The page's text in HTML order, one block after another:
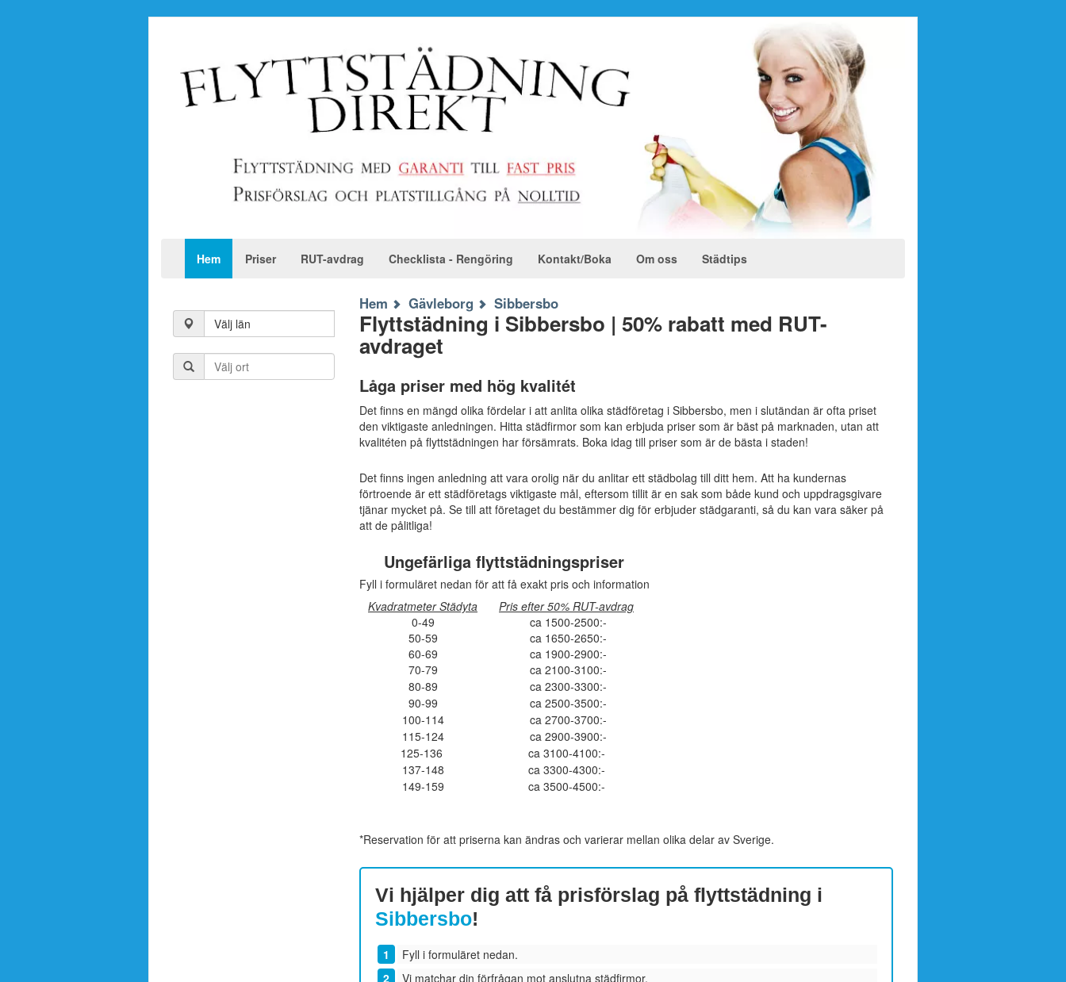
Hem Priser RUT-avdrag Checklista - Rengöring Kontakt/Boka Om oss Städtips
Välj län
Hem Gävleborg Sibbersbo
Flyttstädning i Sibbersbo | 50% rabatt med RUT-
avdraget
Låga priser med hög kvalitét
Det finns en mängd olika fördelar i att anlita olika städföretag i Sibbersbo, men i slutändan är ofta priset
den viktigaste anledningen. Hitta städfirmor som kan erbjuda priser som är bäst på marknaden, utan att
kvalitéten på flyttstädningen har försämrats. Boka idag till priser som är de bästa i staden!
Det finns ingen anledning att vara orolig när du anlitar ett städbolag till ditt hem. Att ha kundernas
förtroende är ett städföretags viktigaste mål, eftersom tillit är en sak som både kund och uppdragsgivare
tjänar mycket på. Se till att företaget du bestämmer dig för erbjuder städgaranti, så du kan vara säker på
att de pålitliga!
Ungefärliga flyttstädningspriser
Fyll i formuläret nedan för att få exakt pris och information
Kvadratmeter Städyta
Pris efter 50% RUT-avdrag
0-49
ca 1500-2500:-
50-59
ca 1650-2650:-
60-69
ca 1900-2900:-
70-79
ca 2100-3100:-
80-89
ca 2300-3300:-
90-99
ca 2500-3500:-
100-114
ca 2700-3700:-
115-124
ca 2900-3900:-
125-136
ca 3100-4100:-
137-148
ca 3300-4300:-
149-159
ca 3500-4500:-
*Reservation för att priserna kan ändras och varierar mellan olika delar av Sverige.
Vi hjälper dig att få prisförslag på flyttstädning i
Sibbersbo!
Fyll i formuläret nedan.
Vi matchar din förfrågan mot anslutna städfirmor.